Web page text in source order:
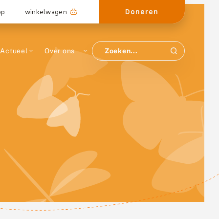
winkelwagen Doneren
Actueel Over ons